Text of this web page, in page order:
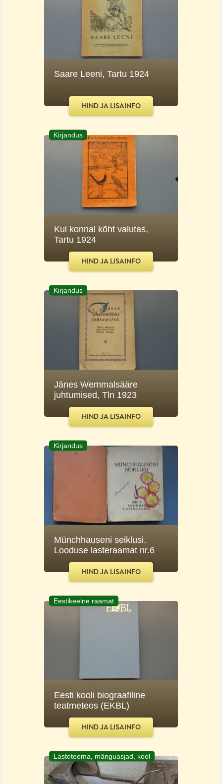
Saare Leeni, Tartu 1924
HIND JA LISAINFO
Kirjandus
Kui konnal kõht valutas,
Tartu 1924
HIND JA LISAINFO
Kirjandus
Jänes Wemmalsääre
juhtumised, Tln 1923
HIND JA LISAINFO
Kirjandus
Münchhauseni seiklusi.
Looduse lasteraamat nr.6
HIND JA LISAINFO
Eestikeelne raamat
Eesti kooli biograafiline
teatmeteos (EKBL)
HIND JA LISAINFO
Lasteteema, mänguasjad, kool